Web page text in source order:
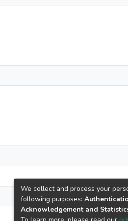
We collect and process your
following purposes:
Acknowledgement and